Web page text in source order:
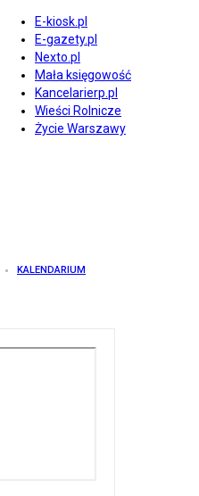
E-kiosk.pl
E-gazety.pl
Nexto.pl
Mała księgowość
Kancelarierp.pl
Wieści Rolnicze
Życie Warszawy
KALENDARIUM